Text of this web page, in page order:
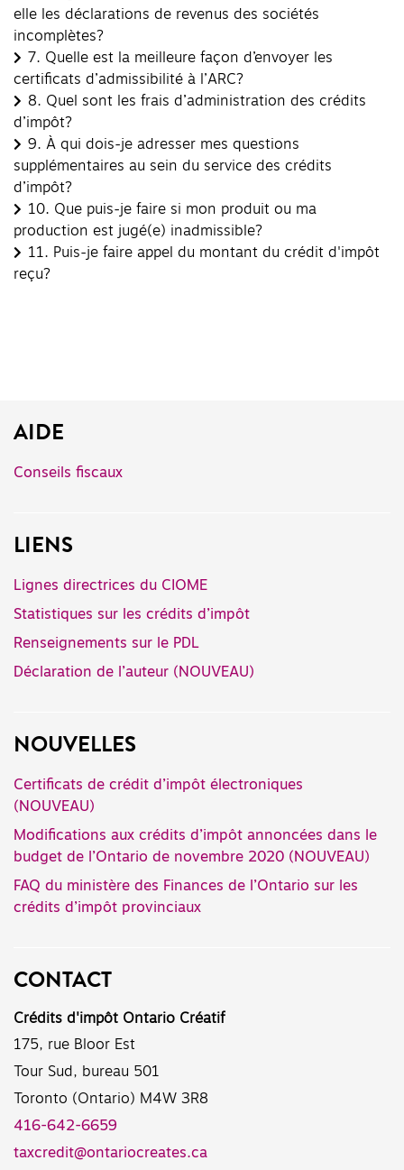
elle les déclarations de revenus des sociétés
incomplètes?
7. Quelle est la meilleure façon d’envoyer les
certificats d’admissibilité à l’ARC?
8. Quel sont les frais d’administration des crédits
d’impôt?
9. À qui dois-je adresser mes questions
supplémentaires au sein du service des crédits
d’impôt?
10. Que puis-je faire si mon produit ou ma
production est jugé(e) inadmissible?
11. Puis-je faire appel du montant du crédit d'impôt
reçu?
AIDE
Conseils fiscaux
LIENS
Lignes directrices du CIOME
Statistiques sur les crédits d’impôt
Renseignements sur le PDL
Déclaration de l’auteur (NOUVEAU)
NOUVELLES
Certificats de crédit d’impôt électroniques
(NOUVEAU)
Modifications aux crédits d’impôt annoncées dans le
budget de l’Ontario de novembre 2020 (NOUVEAU)
FAQ du ministère des Finances de l’Ontario sur les
crédits d’impôt provinciaux
CONTACT
Crédits d'impôt Ontario Créatif
175, rue Bloor Est
Tour Sud, bureau 501
Toronto (Ontario) M4W 3R8
416-642-6659
taxcredit@ontariocreates.ca